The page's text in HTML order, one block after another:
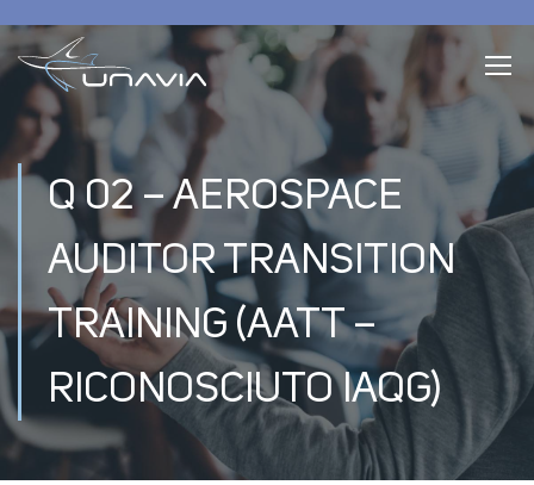
Q 02 – AEROSPACE
AUDITOR TRANSITION
TRAINING (AATT –
RICONOSCIUTO IAQG)